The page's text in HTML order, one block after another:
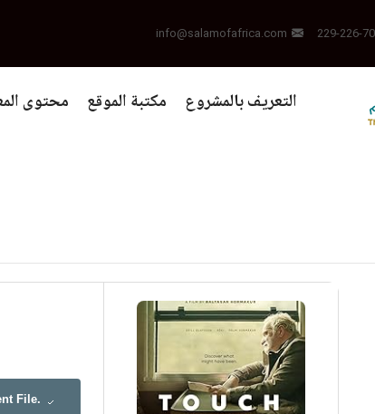
info@salamofafrica.com
التعريف بالمشروع مكتبة الموقع محتوى
.torrent File